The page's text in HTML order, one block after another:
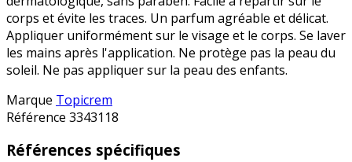
corps et évite les traces. Un parfum agréable et délicat.
Appliquer uniformément sur le visage et le corps. Se laver
les mains après l'application. Ne protège pas la peau du
soleil. Ne pas appliquer sur la peau des enfants.
Marque Topicrem
Référence 3343118
Références spécifiques